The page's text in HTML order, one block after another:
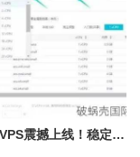
DogYun VPS震撼上线！稳定优质直连，韩国云服务器特惠来袭